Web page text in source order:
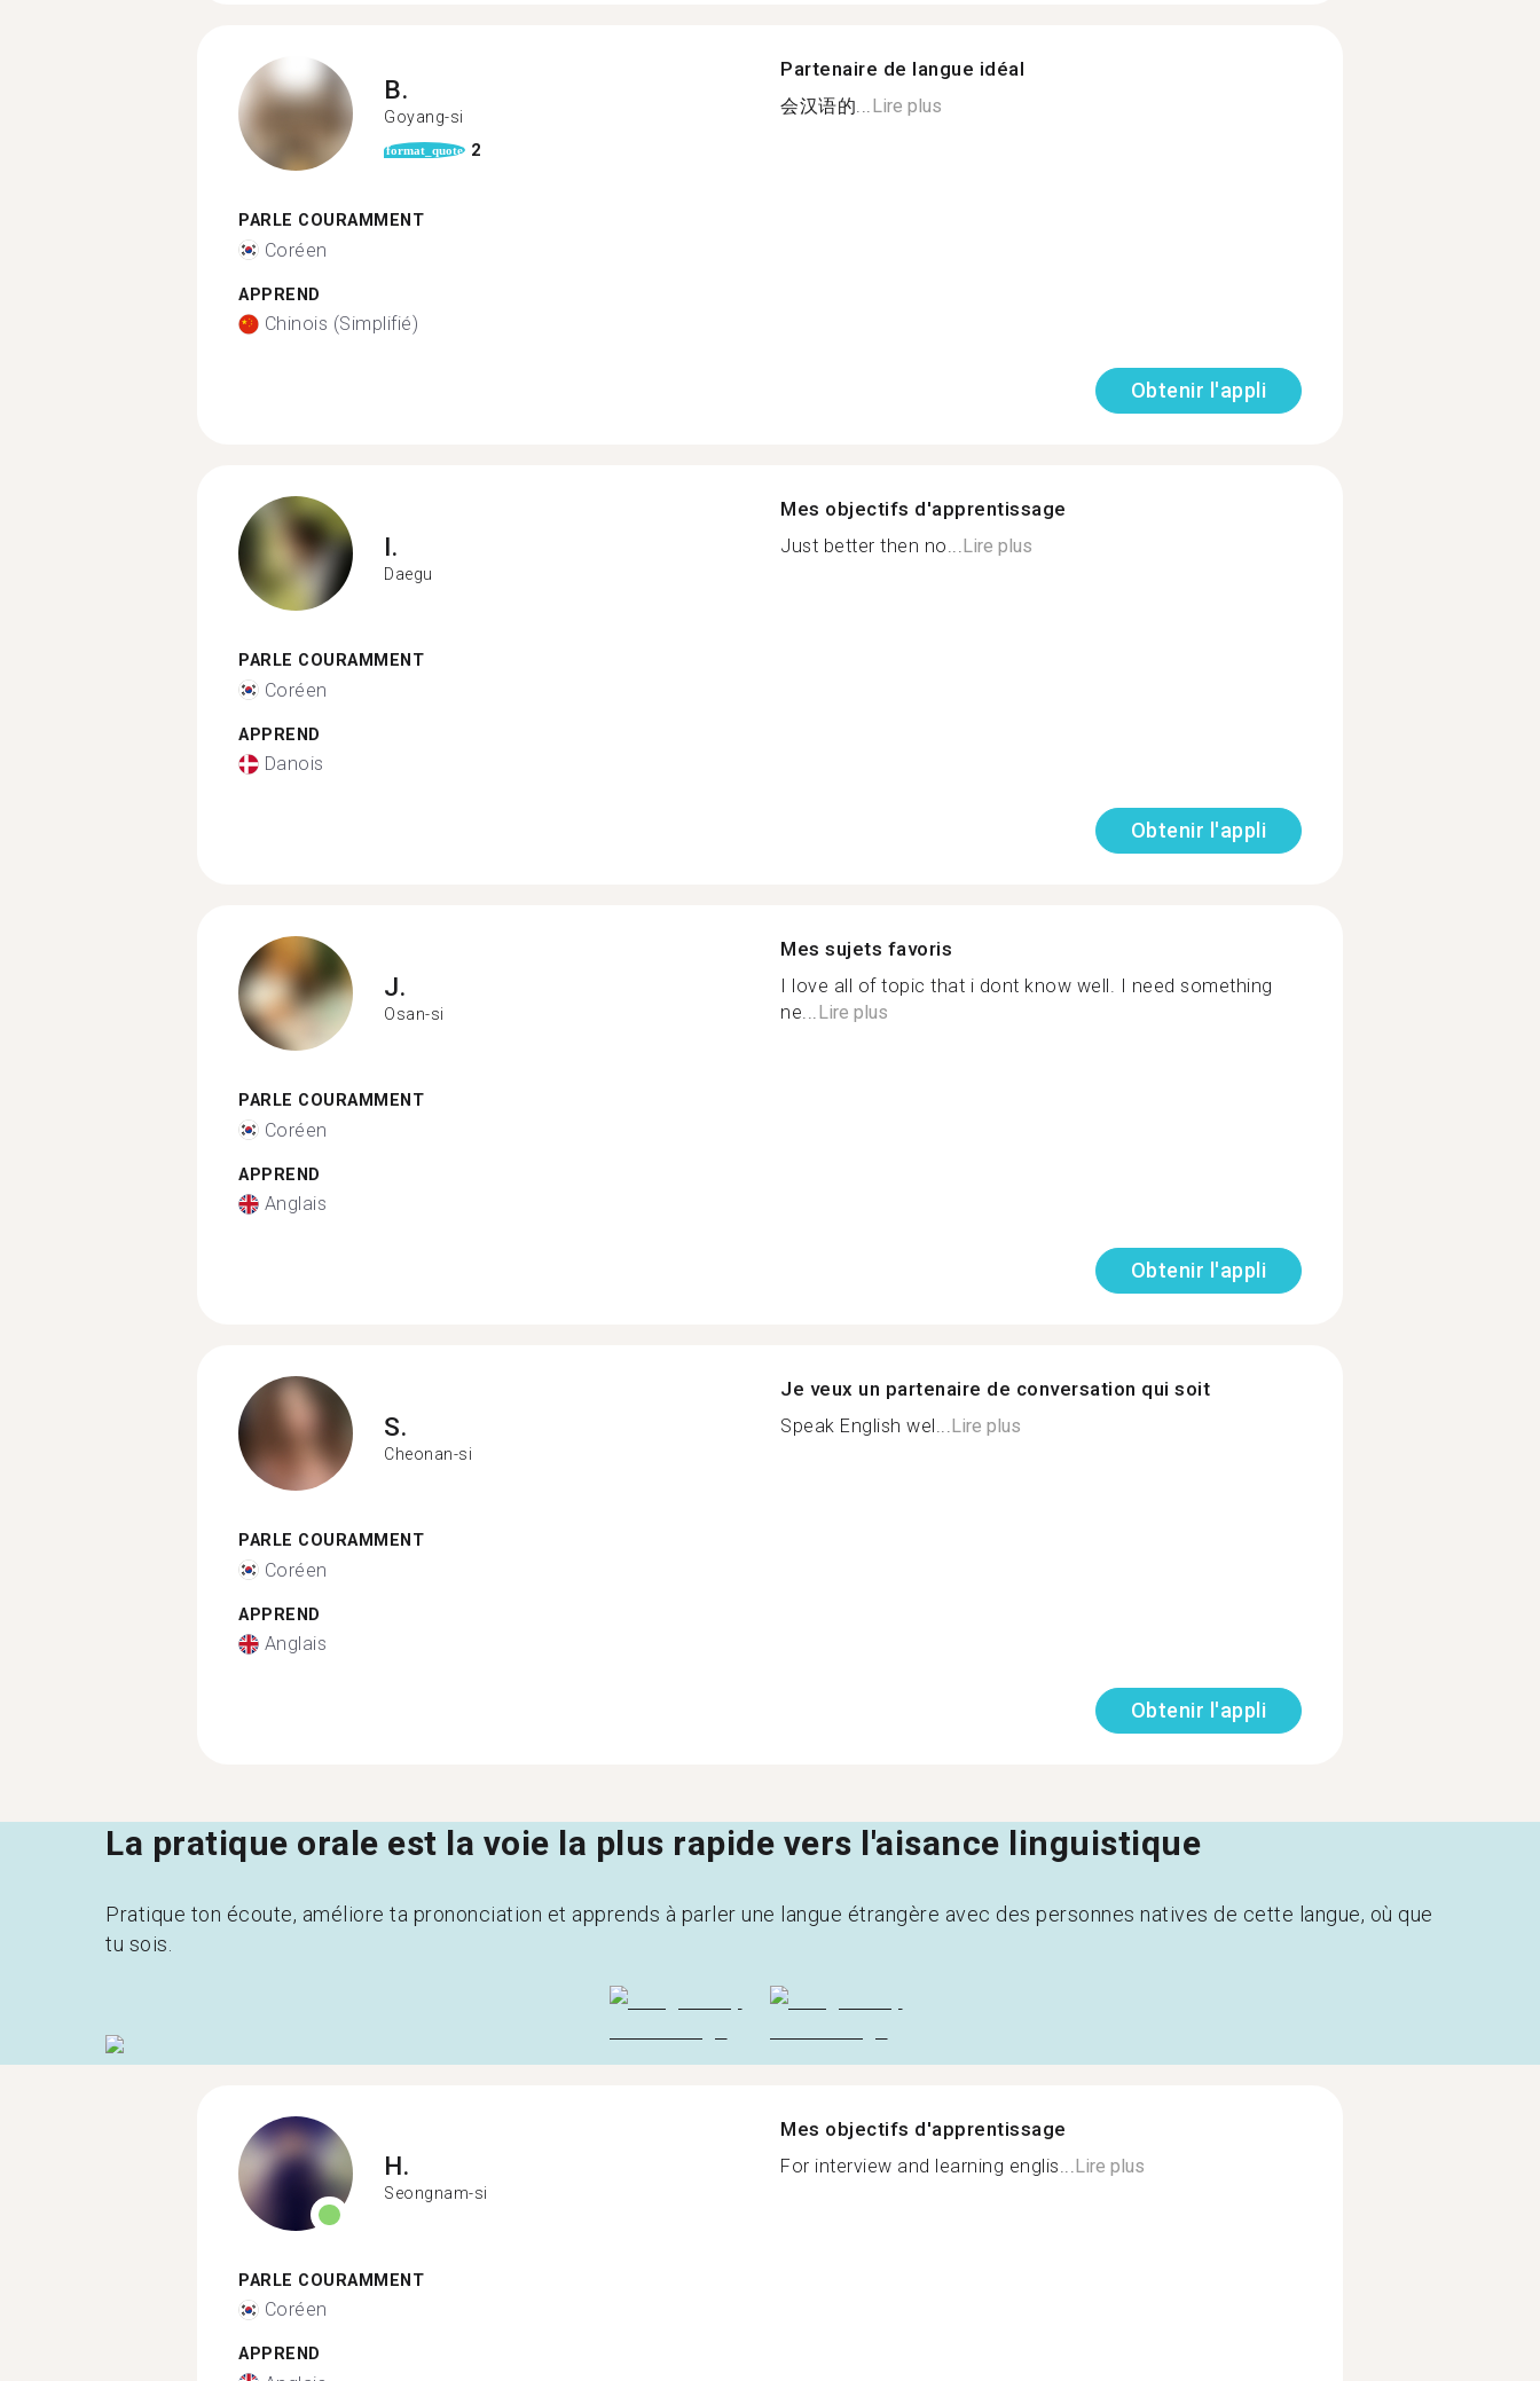
B.
Goyang-si
format_quote 2
PARLE COURAMMENT
Coréen
APPREND
Chinois (Simplifié)
Partenaire de langue idéal
会汉语的...Lire plus
Obtenir l'appli
I.
Daegu
PARLE COURAMMENT
Coréen
APPREND
Danois
Mes objectifs d'apprentissage
Just better then no...Lire plus
Obtenir l'appli
J.
Osan-si
PARLE COURAMMENT
Coréen
APPREND
Anglais
Mes sujets favoris
I love all of topic that i dont know well. I need something
ne...Lire plus
Obtenir l'appli
S.
Cheonan-si
PARLE COURAMMENT
Coréen
APPREND
Anglais
Je veux un partenaire de conversation qui soit
Speak English wel...Lire plus
Obtenir l'appli
La pratique orale est la voie la plus rapide vers l'aisance linguistique
Pratique ton écoute, améliore ta prononciation et apprends à parler une langue étrangère avec des personnes natives de cette langue, où que
tu sois.
H.
Seongnam-si
PARLE COURAMMENT
Coréen
APPREND
Mes objectifs d'apprentissage
For interview and learning englis... Lire plus